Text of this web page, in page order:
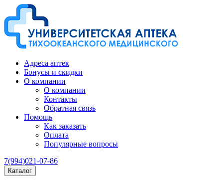
Адреса аптек
Бонусы и скидки
О компании
О компании
Контакты
Обратная связь
Помощь
Как заказать
Оплата
Популярные вопросы
7(994)021-07-86
Каталог